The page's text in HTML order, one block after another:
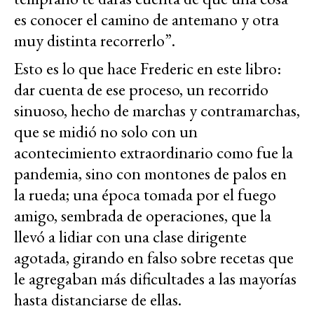
es conocer el camino de antemano y otra
muy distinta recorrerlo”.
Esto es lo que hace Frederic en este libro:
dar cuenta de ese proceso, un recorrido
sinuoso, hecho de marchas y contramarchas,
que se midió no solo con un
acontecimiento extraordinario como fue la
pandemia, sino con montones de palos en
la rueda; una época tomada por el fuego
amigo, sembrada de operaciones, que la
llevó a lidiar con una clase dirigente
agotada, girando en falso sobre recetas que
le agregaban más dificultades a las mayorías
hasta distanciarse de ellas.